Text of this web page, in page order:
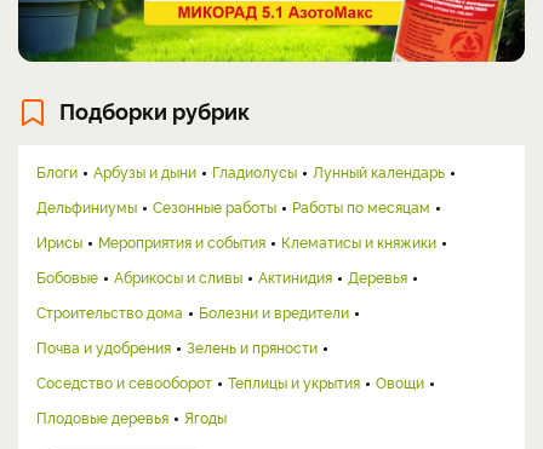
Подборки рубрик
Блоги Арбузы и дыни Гладиолусы
Лунный календарь
Дельфиниумы
Сезонные работы
Работы по месяцам
Ирисы
Мероприятия и события
Клематисы и княжики
Бобовые
Абрикосы и сливы Актинидия
Деревья
Строительство дома
Болезни и вредители
Почва и удобрения
Зелень и пряности
Соседство и севооборот
Теплицы и укрытия
Овощи
Плодовые деревья
Ягоды